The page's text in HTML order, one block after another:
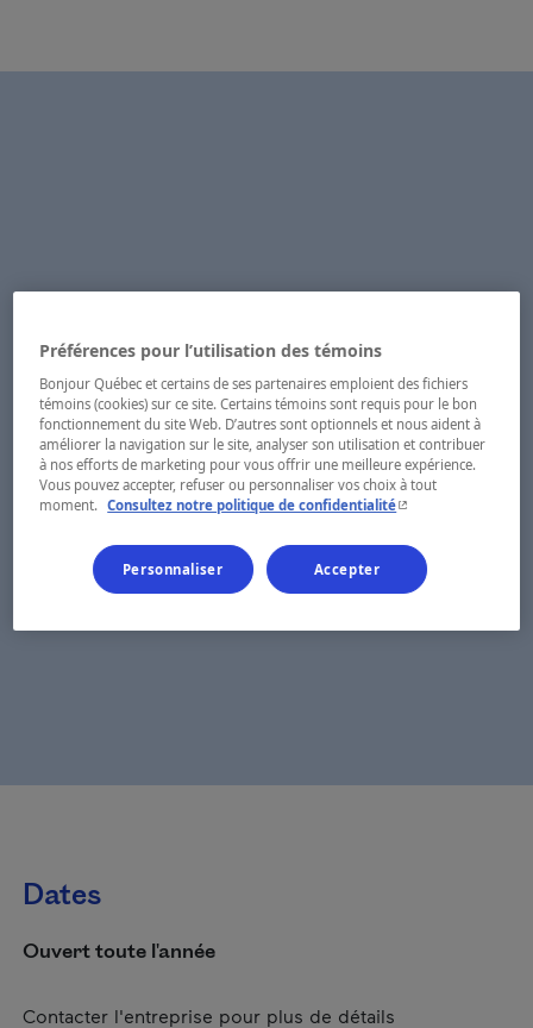
Dates
Ouvert toute l'année
Contacter l'entreprise pour plus de détails
Préférences pour l’utilisation des témoins
Bonjour Québec et certains de ses partenaires emploient des fichiers
témoins (cookies) sur ce site. Certains témoins sont requis pour le bon
fonctionnement du site Web. D’autres sont optionnels et nous aident à
améliorer la navigation sur le site, analyser son utilisation et contribuer
à nos efforts de marketing pour vous offrir une meilleure expérience.
Vous pouvez accepter, refuser ou personnaliser vos choix à tout
moment.
Consultez notre politique de confidentialité- Cet hyperlien
Personnaliser Accepter